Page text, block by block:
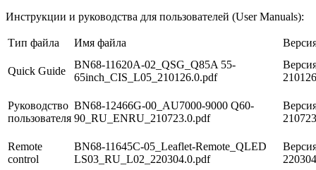
Инструкции и руководства для пользователей (User Manuals):
Тип файла Имя файла
Quick Guide
BN68-11620A-02_QSG_Q85A 55-
65inch_CIS_L05_210126.0.pdf
Руководство
пользователя
BN68-12466G-00_AU7000-9000 Q60-
90_RU_ENRU_210723.0.pdf
Remote
control
BN68-11645C-05_Leaflet-Remote_QLED
LS03_RU_L02_220304.0.pdf